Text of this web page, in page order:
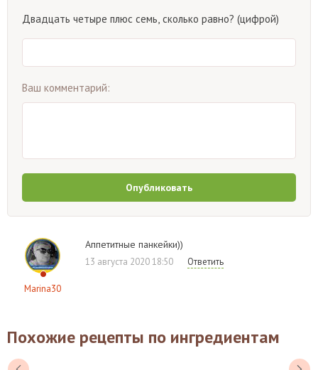
Двадцать четыре плюс семь, сколько равно? (цифрой)
Ваш комментарий:
Опубликовать
Marina30
Аппетитные панкейки))
13 августа 2020 18:50 Ответить
Похожие рецепты по ингредиентам